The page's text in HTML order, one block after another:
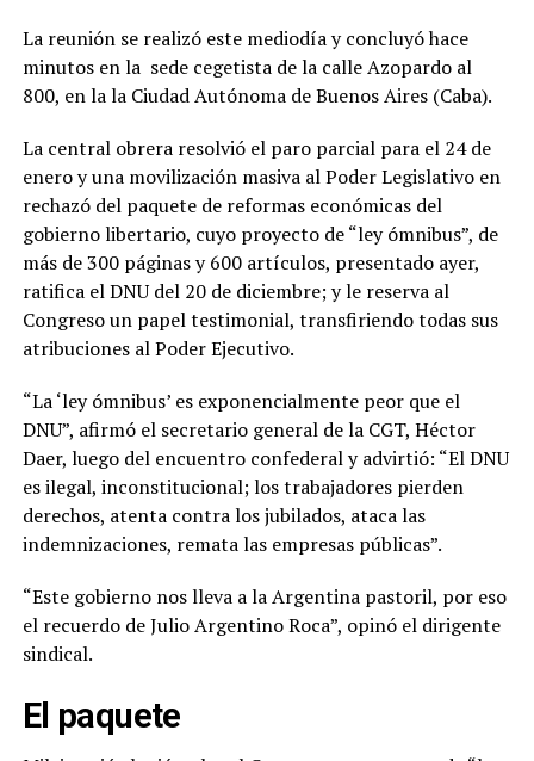
La reunión se realizó este mediodía y concluyó hace
minutos en la sede cegetista de la calle Azopardo al
800, en la la Ciudad Autónoma de Buenos Aires (Caba).
La central obrera resolvió el paro parcial para el 24 de
enero y una movilización masiva al Poder Legislativo en
rechazó del paquete de reformas económicas del
gobierno libertario, cuyo proyecto de “ley ómnibus”, de
más de 300 páginas y 600 artículos, presentado ayer,
ratifica el DNU del 20 de diciembre; y le reserva al
Congreso un papel testimonial, transfiriendo todas sus
atribuciones al Poder Ejecutivo.
“La ‘ley ómnibus’ es exponencialmente peor que el
DNU”, afirmó el secretario general de la CGT, Héctor
Daer, luego del encuentro confederal y advirtió: “El DNU
es ilegal, inconstitucional; los trabajadores pierden
derechos, atenta contra los jubilados, ataca las
indemnizaciones, remata las empresas públicas”.
“Este gobierno nos lleva a la Argentina pastoril, por eso
el recuerdo de Julio Argentino Roca”, opinó el dirigente
sindical.
El paquete